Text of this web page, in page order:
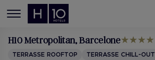
MENÚ
H10 Metropolitan, Barcelone
TERRASSE ROOFTOP TERRASSE CHILL-OUT